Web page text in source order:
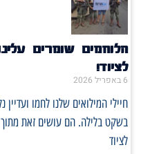
הלוחמים שומרים
לציוד!
6 באפריל 2026
חיילי המילואים שלנו לחמו ועדיין
בשקט בלילה. הם עושים זאת
לציוד